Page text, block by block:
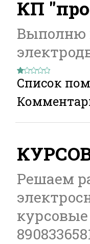
КП
Выполню
Список
Решаем
курсовые